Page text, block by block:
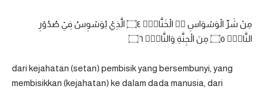
مِنْ شَرِّ الْوَسْوَاسِ ەۙ الْخَنَّاسِۖ ۝٤ الَّذِيْ يُوَسْوِسُ فِيْ صُدُوْرِ
النَّاسِۙ ۝٥ مِنَ الْجِنَّةِ وَالنَّاسِࣖ ۝٦
dari kejahatan (setan) pembisik yang bersembunyi, yang
membisikkan (kejahatan) ke dalam dada manusia, dari